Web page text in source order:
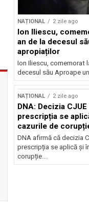
NAȚIONAL 2 zile ago
Ion Iliescu,
an de la decesul
apropiaților
Ion Iliescu, comemorat
decesul său Aproape
NAȚIONAL 2 zile ago
DNA: Decizia
prescripția se
cazurile de
DNA afirmă că decizia
prescripția se aplică și
corupție...